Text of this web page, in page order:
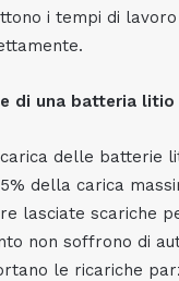
i tempi di
di una batteria litio
delle batterie
della carica
lasciate scariche
non soffrono di
le ricariche